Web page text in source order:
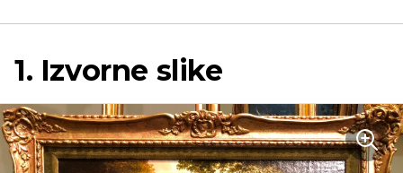
1. Izvorne slike